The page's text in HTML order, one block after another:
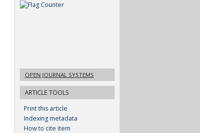
OPEN JOURNAL SYSTEMS
ARTICLE TOOLS
Print this article
Indexing metadata
How to cite item